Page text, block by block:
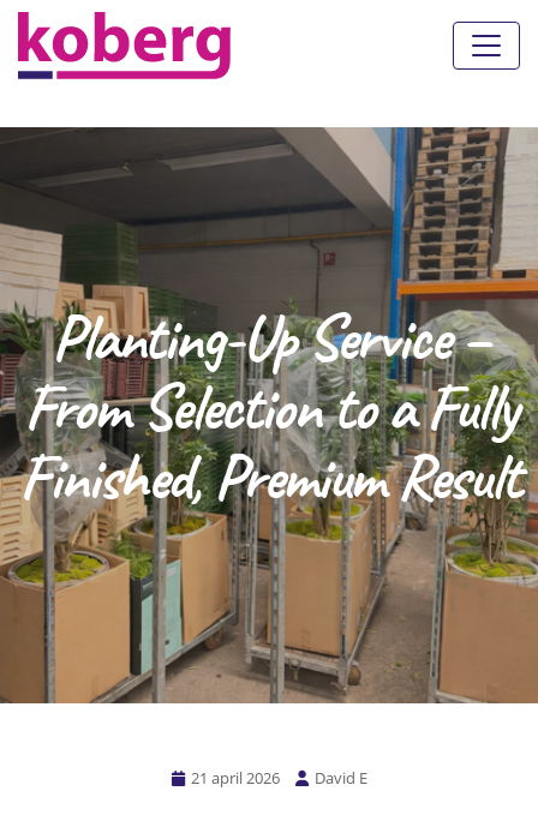
Planting-Up Service –
From Selection to a Fully
Finished, Premium Result
21 april 2026 David E